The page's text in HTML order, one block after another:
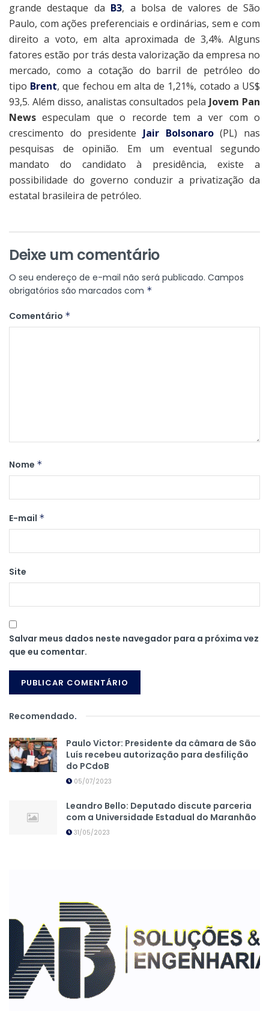
grande destaque da B3, a bolsa de valores de São
Paulo, com ações preferenciais e ordinárias, sem e com
direito a voto, em alta aproximada de 3,4%. Alguns
fatores estão por trás desta valorização da empresa no
mercado, como a cotação do barril de petróleo do
tipo Brent, que fechou em alta de 1,21%, cotado a US$
93,5. Além disso, analistas consultados pela Jovem Pan
News especulam que o recorde tem a ver com o
crescimento do presidente Jair Bolsonaro(PL) nas
pesquisas de opinião. Em um eventual segundo
mandato do candidato à presidência, existe a
possibilidade do governo conduzir a privatização da
estatal brasileira de petróleo.
Deixe um comentário
O seu endereço de e-mail não será publicado. Campos
obrigatórios são marcados com *
Comentário *
Nome *
E-mail *
Site
Salvar meus dados neste navegador para a próxima vez
que eu comentar.
Recomendado.
Paulo Victor: Presidente da câmara de São
Luís recebeu autorização para desfilição
do PCdoB
05/07/2023
Leandro Bello: Deputado discute parceria
com a Universidade Estadual do Maranhão
31/05/2023